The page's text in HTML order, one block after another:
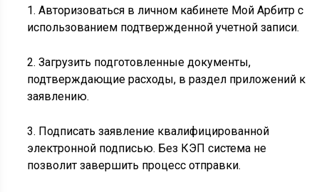
1. Авторизоваться в личном кабинете Мой Арбитр с
использованием подтвержденной учетной записи.
2. Загрузить подготовленные документы,
подтверждающие расходы, в раздел приложений к
заявлению.
3. Подписать заявление квалифицированной
электронной подписью. Без КЭП система не
позволит завершить процесс отправки.